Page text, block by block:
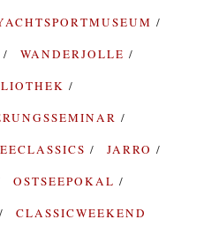
WANDERJOLLE
JARRO
OSTSEEPOKAL
CLASSICWEEKEND